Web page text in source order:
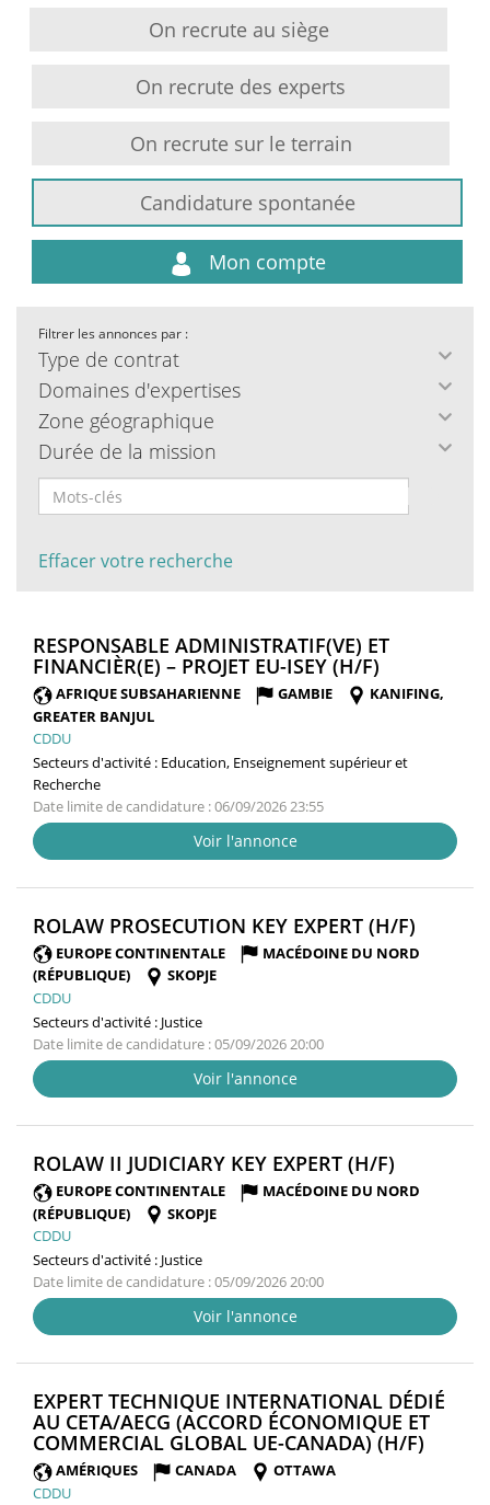
On recrute au siège
On recrute des experts
On recrute sur le terrain
Candidature spontanée
Mon compte
Filtrer les annonces par :
Type de contrat
Domaines d'expertises
Zone géographique
Durée de la mission
Effacer votre recherche
RESPONSABLE ADMINISTRATIF(VE) ET
FINANCIÈR(E) – PROJET EU-ISEY (H/F)
FENÊTRE)
AFRIQUE SUBSAHARIENNE GAMBIE
KANIFING,
GREATER BANJUL
CDDU
Secteurs d'activité : Education, Enseignement supérieur et
Recherche
Date limite de candidature : 06/09/2026 23:55
Voir l'annonce
ROLAW PROSECUTION KEY EXPERT (H/F)
EUROPE CONTINENTALE
MACÉDOINE DU NORD
(RÉPUBLIQUE)
SKOPJE
CDDU
Secteurs d'activité : Justice
Date limite de candidature : 05/09/2026 20:00
Voir l'annonce
ROLAW II JUDICIARY KEY EXPERT (H/F)
FENÊTRE)
EUROPE CONTINENTALE
MACÉDOINE DU NORD
(RÉPUBLIQUE)
SKOPJE
CDDU
Secteurs d'activité : Justice
Date limite de candidature : 05/09/2026 20:00
Voir l'annonce
EXPERT TECHNIQUE INTERNATIONAL DÉDIÉ
AU CETA/AECG (ACCORD ÉCONOMIQUE ET
COMMERCIAL GLOBAL UE-CANADA) (H/F)
AMÉRIQUES CANADA
OTTAWA
CDDU